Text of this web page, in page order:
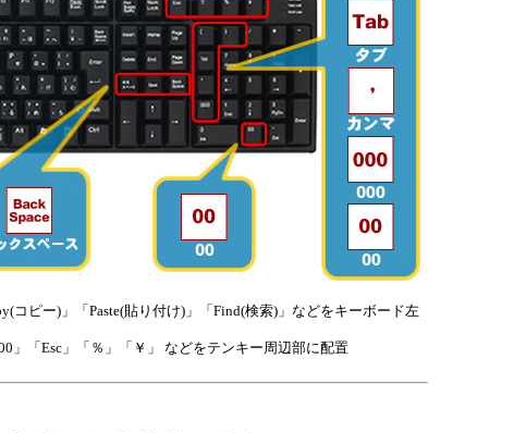
ピー)」「Paste(貼り付け)」「Find(検索)」などをキーボード左
」「Esc」「％」「￥」 などをテンキー周辺部に配置